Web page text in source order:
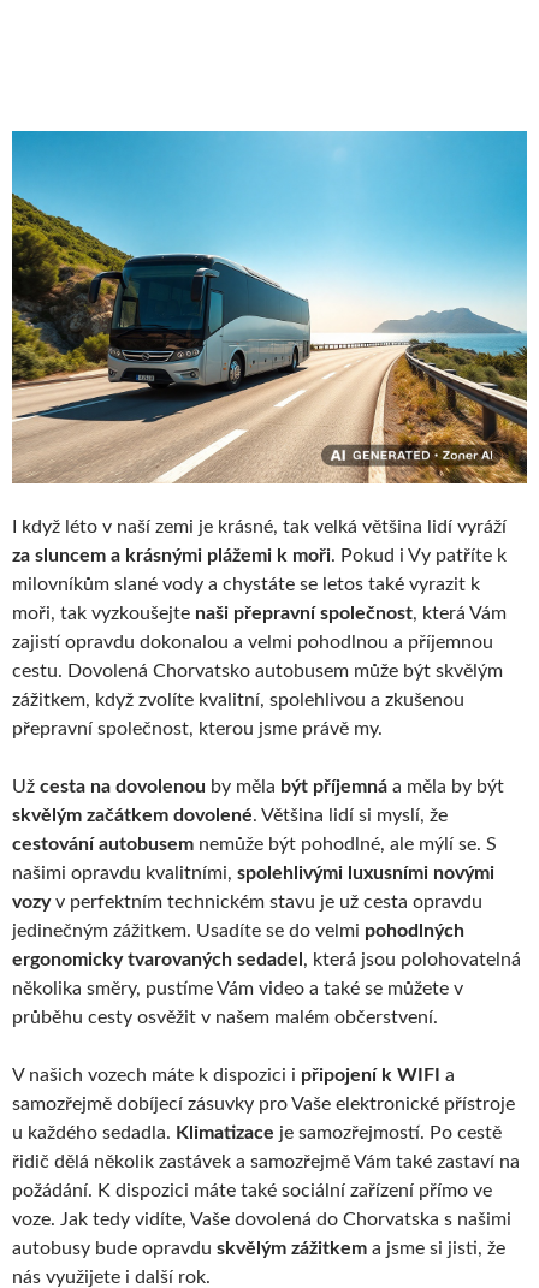
I když léto v naší zemi je krásné, tak velká většina lidí vyráží
za sluncem a krásnými plážemi k moři. Pokud i Vy patříte k
milovníkům slané vody a chystáte se letos také vyrazit k
moři, tak vyzkoušejte naši přepravní společnost, která Vám
zajistí opravdu dokonalou a velmi pohodlnou a příjemnou
cestu. Dovolená Chorvatsko autobusem může být skvělým
zážitkem, když zvolíte kvalitní, spolehlivou a zkušenou
přepravní společnost, kterou jsme právě my.
Už cesta na dovolenou by měla být příjemná a měla by být
skvělým začátkem dovolené. Většina lidí si myslí, že
cestování autobusem nemůže být pohodlné, ale mýlí se. S
našimi opravdu kvalitními, spolehlivými luxusními novými
vozyv perfektním technickém stavu je už cesta opravdu
jedinečným zážitkem. Usadíte se do velmi pohodlných
ergonomicky tvarovaných sedadel , která jsou polohovatelná
několika směry, pustíme Vám video a také se můžete v
průběhu cesty osvěžit v našem malém občerstvení.
V našich vozech máte k dispozici i připojení k WIFI a
samozřejmě dobíjecí zásuvky pro Vaše elektronické přístroje
u každého sedadla. Klimatizace je samozřejmostí. Po cestě
řidič dělá několik zastávek a samozřejmě Vám také zastaví na
požádání. K dispozici máte také sociální zařízení přímo ve
voze. Jak tedy vidíte, Vaše dovolená do Chorvatska s našimi
autobusy bude opravdu skvělým zážitkem a jsme si jisti, že
nás využijete i další rok.